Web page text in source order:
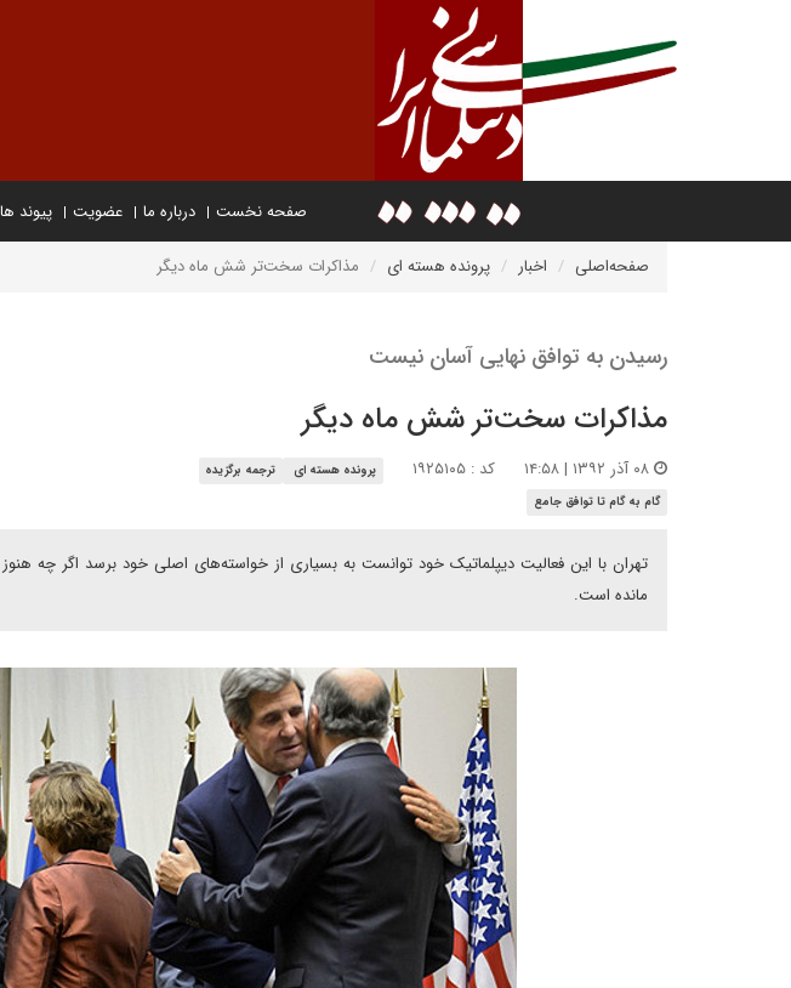
صفحه نخست درباره ما عضویت پیوند ها
صفحه‌اصلی اخبار پرونده هسته ای مذاکرات سخت‌تر شش ماه دیگر
رسیدن به توافق نهایی آسان نیست
مذاکرات سخت‌تر شش ماه دیگر
کد : ۱۹۲۵۱۰۵ پرونده هسته ای
ترجمه برگزیده
گام به گام تا توافق جامع
تهران با این فعالیت دیپلماتیک خود توانست به بسیاری از خواسته‌های اصلی خود برسد اگر چه
مانده است.